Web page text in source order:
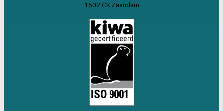
1502 CK Zaandam